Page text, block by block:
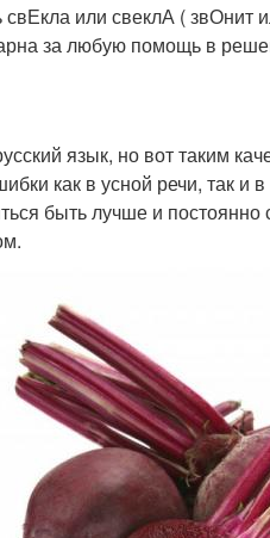
или свеклА ( звОнит
за любую помощь в
язык, но вот таким
как в усной речи, так
быть лучше и